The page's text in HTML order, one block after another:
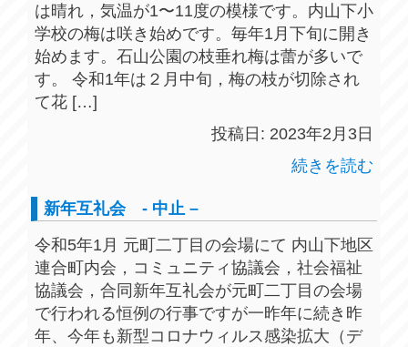
は晴れ，気温が1〜11度の模様です。内山下小
学校の梅は咲き始めです。毎年1月下旬に開き
始めます。石山公園の枝垂れ梅は蕾が多いで
す。 令和1年は２月中旬，梅の枝が切除され
て花 […]
投稿日: 2023年2月3日
続きを読む
新年互礼会 - 中止 –
令和5年1月 元町二丁目の会場にて 内山下地区
連合町内会，コミュニティ協議会，社会福祉
協議会，合同新年互礼会が元町二丁目の会場
で行われる恒例の行事ですが一昨年に続き昨
年、今年も新型コロナウィルス感染拡大（デ